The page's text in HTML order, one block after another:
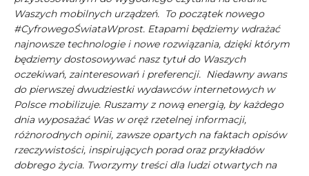
Waszych mobilnych urządzeń. To początek nowego
#CyfrowegoŚwiataWprost. Etapami będziemy wdrażać
najnowsze technologie i nowe rozwiązania, dzięki którym
będziemy dostosowywać nasz tytuł do Waszych
oczekiwań, zainteresowań i preferencji. Niedawny awans
do pierwszej dwudziestki wydawców internetowych w
Polsce mobilizuje. Ruszamy z nową energią, by każdego
dnia wyposażać Was w oręż rzetelnej informacji,
różnorodnych opinii, zawsze opartych na faktach opisów
rzeczywistości, inspirujących porad oraz przykładów
dobrego życia. Tworzymy treści dla ludzi otwartych na